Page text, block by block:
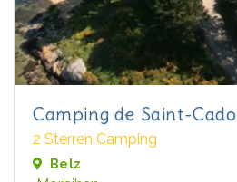
Camping de Saint-Cado
2 Sterren Camping
Belz